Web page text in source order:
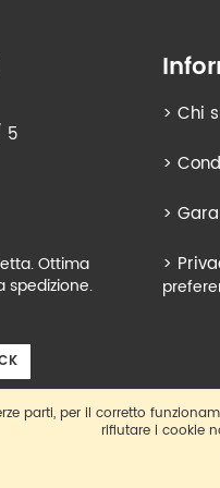
5
Ottima
spedizione.
> Chi
>
>
>
parti, per il corretto
rifiutare i cookie